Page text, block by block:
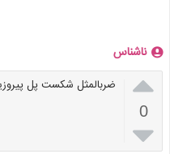
ناشناس

0

ضربالمثل شکست پل